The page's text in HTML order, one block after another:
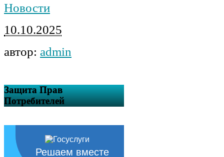
Новости
10.10.2025
автор: admin
Защита Прав
Потребителей
Решаем вместе